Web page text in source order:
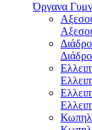
Όργανα